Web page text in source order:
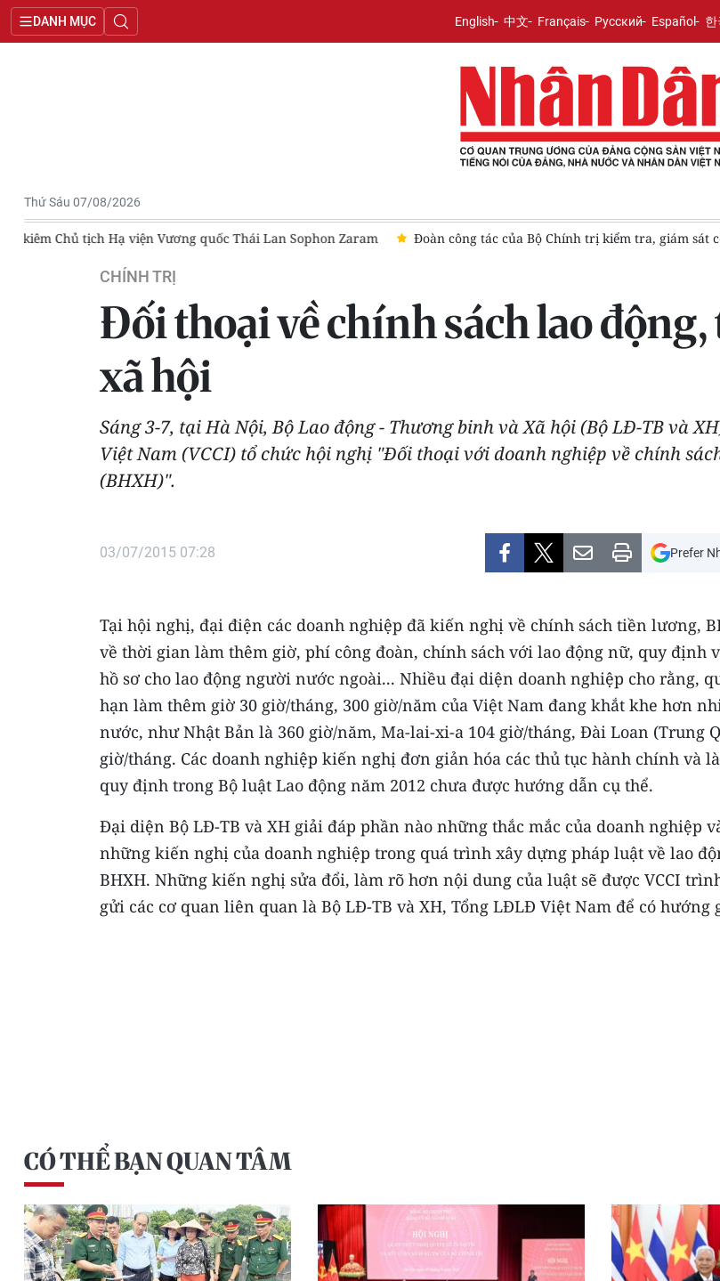
DANH MỤC English 中文 Français Русский Español 한
Thứ Sáu 07/08/2026
Zaram Đoàn công tác của Bộ Chính trị kiểm tra, giám sát công tác cán bộ tại Cà Mau Nâng cao chất lượng
CHÍNH TRỊ
Đối thoại về chính sách lao
xã hội
Sáng 3-7, tại Hà Nội, Bộ Lao động - Thương binh và Xã hội (Bộ LĐ-TB và
Việt Nam (VCCI) tổ chức hội nghị "Đối thoại với doanh nghiệp về chính
(BHXH)".
03/07/2015 07:28 Prefer
Tại hội nghị, đại điện các doanh nghiệp đã kiến nghị về chính sách tiền lương,
về thời gian làm thêm giờ, phí công đoàn, chính sách với lao động nữ, quy định
hồ sơ cho lao động người nước ngoài... Nhiều đại diện doanh nghiệp cho rằng,
hạn làm thêm giờ 30 giờ/tháng, 300 giờ/năm của Việt Nam đang khắt khe hơn
nước, như Nhật Bản là 360 giờ/năm, Ma-lai-xi-a 104 giờ/tháng, Đài Loan (Trung
giờ/tháng. Các doanh nghiệp kiến nghị đơn giản hóa các thủ tục hành chính và
quy định trong Bộ luật Lao động năm 2012 chưa được hướng dẫn cụ thể.
Đại diện Bộ LĐ-TB và XH giải đáp phần nào những thắc mắc của doanh nghiệp
những kiến nghị của doanh nghiệp trong quá trình xây dựng pháp luật về lao
BHXH. Những kiến nghị sửa đổi, làm rõ hơn nội dung của luật sẽ được VCCI
gửi các cơ quan liên quan là Bộ LĐ-TB và XH, Tổng LĐLĐ Việt Nam để có hướng
CÓ THỂ BẠN QUAN TÂM